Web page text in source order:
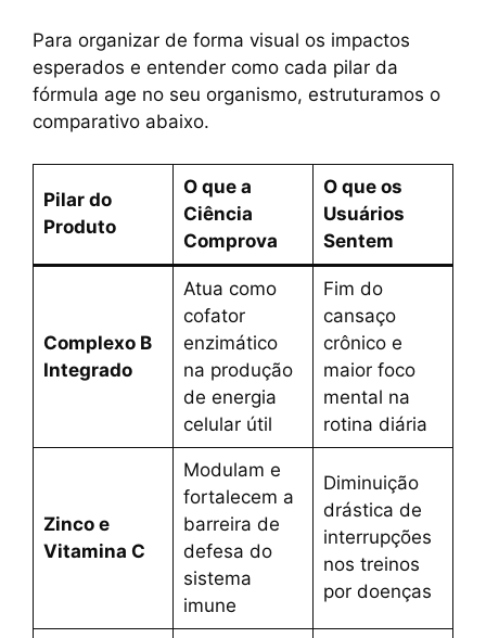
Para organizar de forma visual os impactos
esperados e entender como cada pilar da
fórmula age no seu organismo, estruturamos o
comparativo abaixo.
Pilar do
Produto
O que a
Ciência
Comprova
O que os
Usuários
Sentem
Complexo B
Integrado
Atua como
cofator
enzimático
na produção
de energia
celular útil
Fim do
cansaço
crônico e
maior foco
mental na
rotina diária
Zinco e
Vitamina C
Modulam e
fortalecem a
barreira de
defesa do
sistema
imune
Diminuição
drástica de
interrupções
nos treinos
por doenças